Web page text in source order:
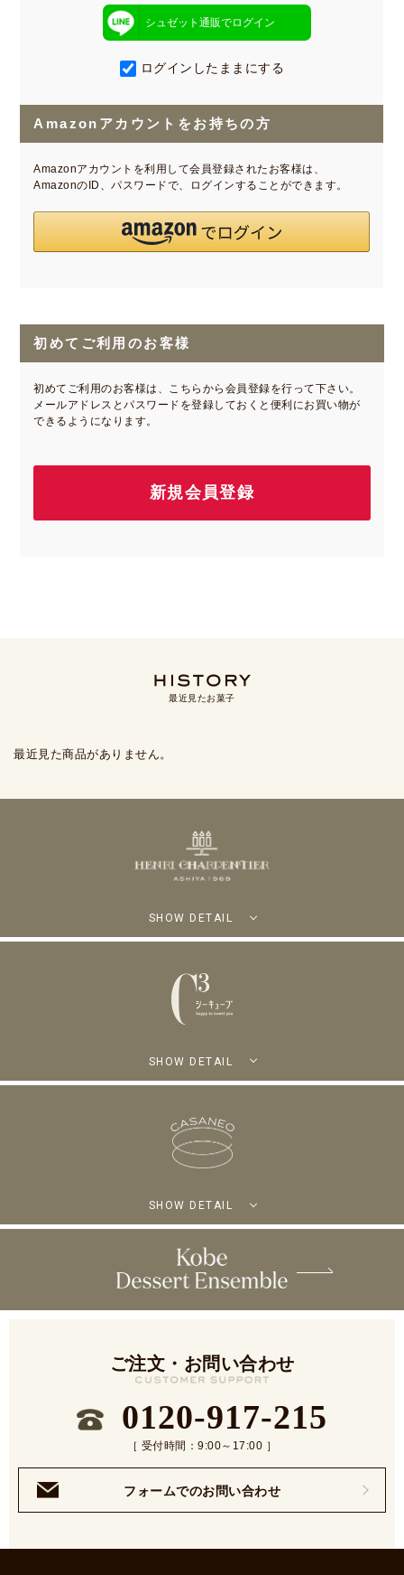
シュゼット通販でログイン
ログインしたままにする
Amazonアカウントをお持ちの方
Amazonアカウントを利用して会員登録されたお客様は、
AmazonのID、パスワードで、ログインすることができます。
初めてご利用のお客様
初めてご利用のお客様は、こちらから会員登録を行って下さい。
メールアドレスとパスワードを登録しておくと便利にお買い物が
できるようになります。
最近見たお菓子
最近見た商品がありません。
SHOW DETAIL
SHOW DETAIL
SHOW DETAIL
ご注文・お問い合わせ
0120-917-215
［ 受付時間：9:00～17:00 ］
フォームでのお問い合わせ